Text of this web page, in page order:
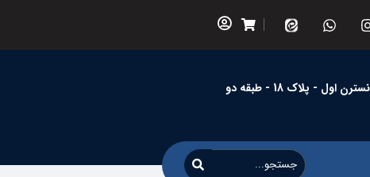
- پلاک 18 - طبقه دو